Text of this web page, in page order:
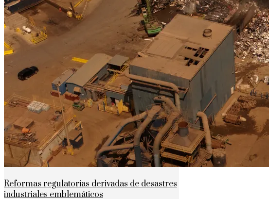
Reformas regulatorias derivadas de desastres
industriales emblemáticos